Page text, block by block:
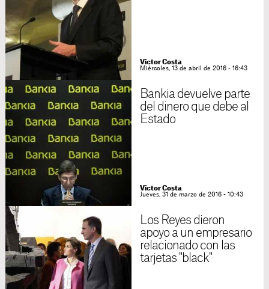
Víctor Costa
Miércoles, 13 de abril de 2016 - 16:43
Bankia devuelve parte
del dinero que debe al
Estado
Víctor Costa
Jueves, 31 de marzo de 2016 - 10:43
Los Reyes dieron
apoyo a un empresario
relacionado con las
tarjetas "black"